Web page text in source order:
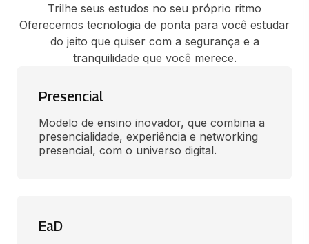
Trilhe seus estudos no seu próprio ritmo
Oferecemos tecnologia de ponta para você estudar
do jeito que quiser com a segurança e a
tranquilidade que você merece.
Presencial
Modelo de ensino inovador, que combina a
presencialidade, experiência e networking
presencial, com o universo digital.
EaD